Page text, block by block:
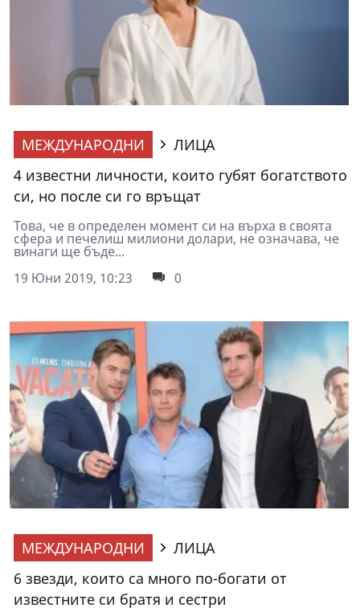
МЕЖДУНАРОДНИ
ЛИЦА
4 известни личности, които губят богатството
си, но после си го връщат
Това, че в определен момент си на върха в своята
сфера и печелиш милиони долари, не означава, че
винаги ще бъде...
19 Юни 2019, 10:23
0
МЕЖДУНАРОДНИ
ЛИЦА
6 звезди, които са много по-богати от
известните си братя и сестри